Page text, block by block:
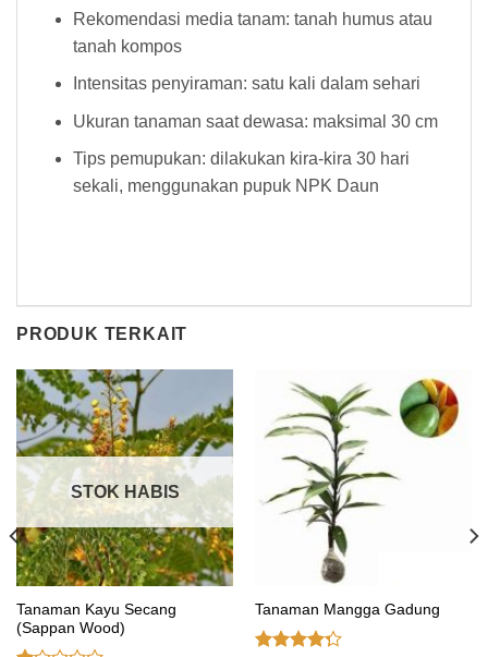
Rekomendasi media tanam: tanah humus atau
tanah kompos
Intensitas penyiraman: satu kali dalam sehari
Ukuran tanaman saat dewasa: maksimal 30 cm
Tips pemupukan: dilakukan kira-kira 30 hari
sekali, menggunakan pupuk NPK Daun
PRODUK TERKAIT
STOK HABIS
Tanaman Kayu Secang
(Sappan Wood)
Tanaman Mangga Gadung